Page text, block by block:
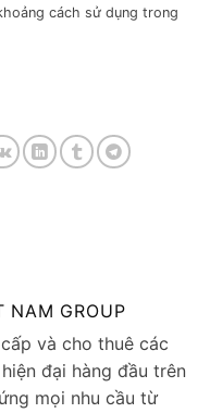
cách sử dụng trong
NAM GROUP
và cho thuê các
đại hàng đầu trên
mọi nhu cầu từ